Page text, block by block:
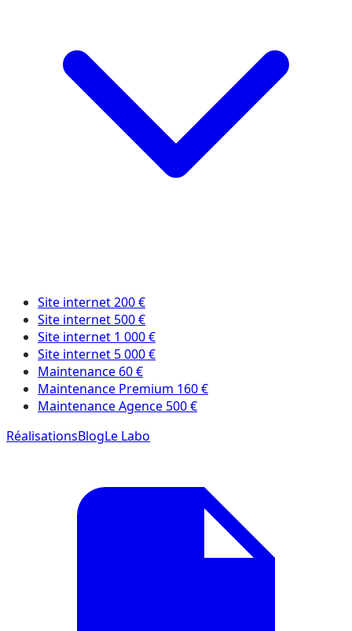
Site internet 200 €
Site internet 500 €
Site internet 1 000 €
Site internet 5 000 €
Maintenance 60 €
Maintenance Premium 160 €
Maintenance Agence 500 €
RéalisationsBlogLe Labo